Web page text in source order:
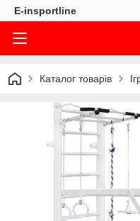
E-insportline
Каталог товарів